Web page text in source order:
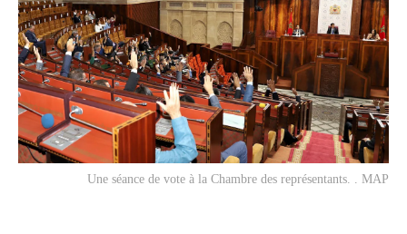
Une séance de vote à la Chambre des représentants. . MAP